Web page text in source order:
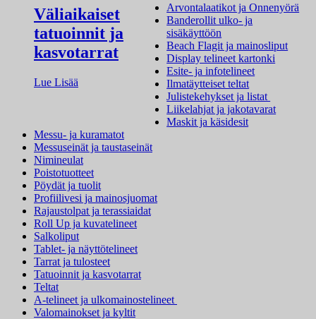
Väliaikaiset
tatuoinnit ja
kasvotarrat
Lue Lisää
Arvontalaatikot ja Onnenyörä
Banderollit ulko- ja
sisäkäyttöön
Beach Flagit ja mainosliput
Display telineet kartonki
Esite- ja infotelineet
Ilmatäytteiset teltat
Julistekehykset ja listat
Liikelahjat ja jakotavarat
Maskit ja käsidesit
Messu- ja kuramatot
Messuseinät ja taustaseinät
Nimineulat
Poistotuotteet
Pöydät ja tuolit
Profiilivesi ja mainosjuomat
Rajaustolpat ja terassiaidat
Roll Up ja kuvatelineet
Salkoliput
Tablet- ja näyttötelineet
Tarrat ja tulosteet
Tatuoinnit ja kasvotarrat
Teltat
A-telineet ja ulkomainostelineet
Valomainokset ja kyltit